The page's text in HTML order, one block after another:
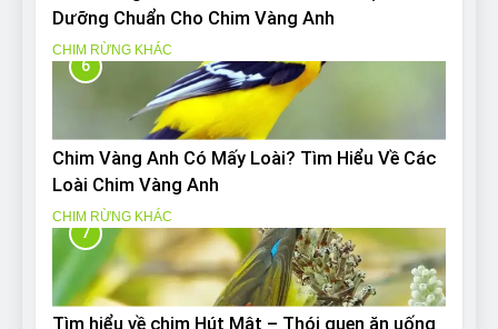
Dưỡng Chuẩn Cho Chim Vàng Anh
CHIM RỪNG KHÁC
6
Chim Vàng Anh Có Mấy Loài? Tìm Hiểu Về Các
Loài Chim Vàng Anh
CHIM RỪNG KHÁC
7
Tìm hiểu về chim Hút Mật – Thói quen ăn uống